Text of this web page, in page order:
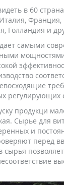
в 60
Франция,
Голландия и
самыми
регулирующих
продукци
Сырье для
и
перед
сырья